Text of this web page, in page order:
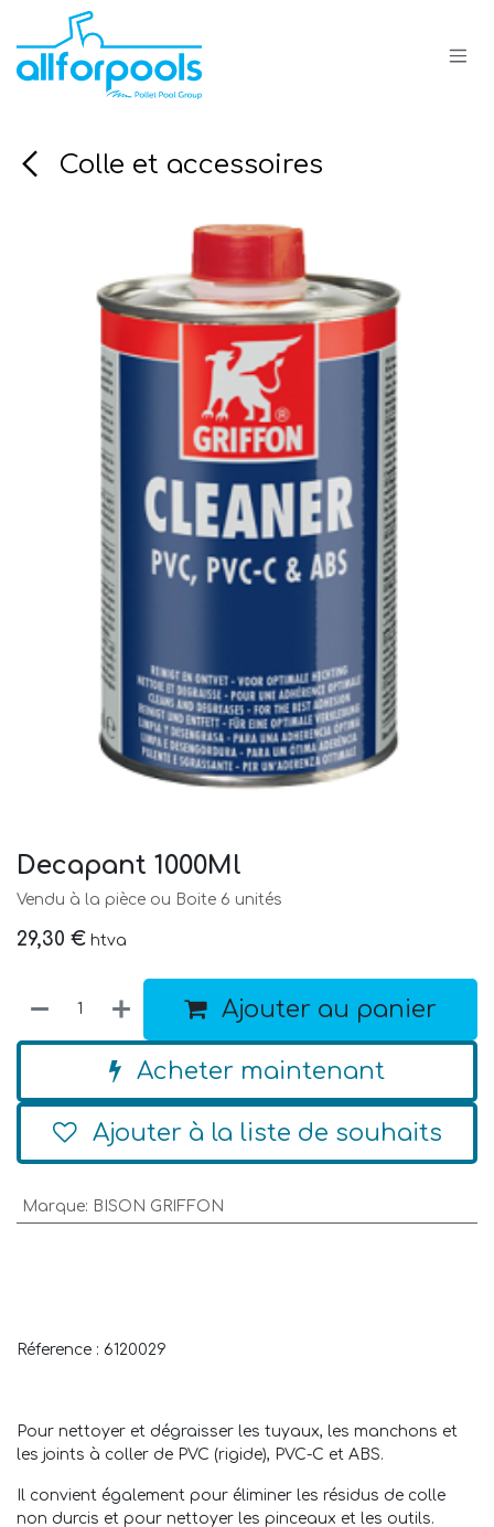
Se rendre au contenu
Colle et accessoires
Decapant 1000Ml
Vendu à la pièce ou Boite 6 unités
29,30 € htva
Ajouter au panier
Acheter maintenant
Ajouter à la liste de souhaits
Marque: BISON GRIFFON
Réference : 6120029
Pour nettoyer et dégraisser les tuyaux, les manchons et
les joints à coller de PVC (rigide), PVC-C et ABS.
Il convient également pour éliminer les résidus de colle
non durcis et pour nettoyer les pinceaux et les outils.